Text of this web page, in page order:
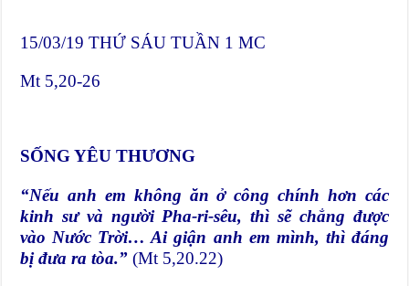
15/03/19 THỨ SÁU TUẦN 1 MC
Mt 5,20-26
SỐNG YÊU THƯƠNG
“Nếu anh em không ăn ở công chính hơn các
kinh sư và người Pha-ri-sêu, thì sẽ chẳng được
vào Nước Trời… Ai giận anh em mình, thì đáng
bị đưa ra tòa.”(Mt 5,20.22)